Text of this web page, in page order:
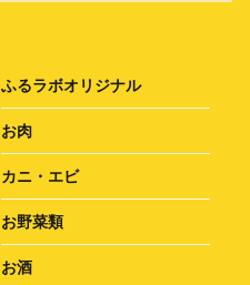
ふるラボオリジナル
お肉
カニ・エビ
お野菜類
お酒